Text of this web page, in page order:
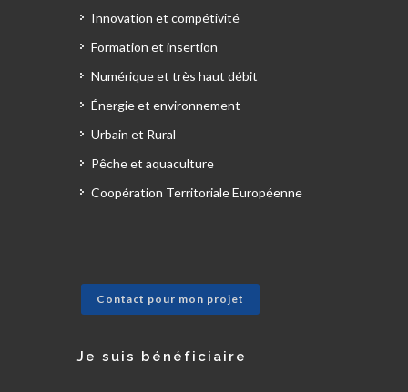
Innovation et compétivité
Formation et insertion
Numérique et très haut débit
Énergie et environnement
Urbain et Rural
Pêche et aquaculture
Coopération Territoriale Européenne
Contact pour mon projet
Je suis bénéficiaire